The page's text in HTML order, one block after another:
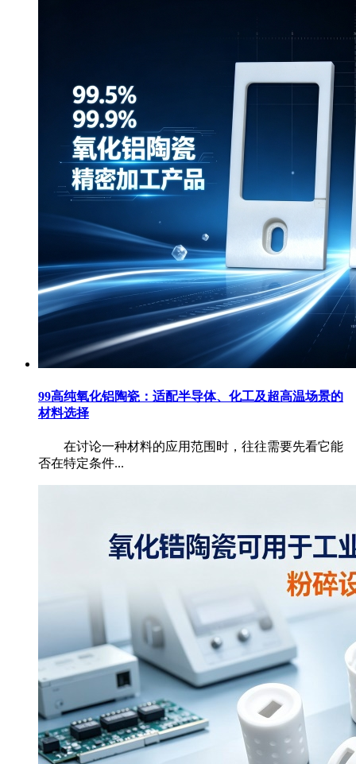
99高纯氧化铝陶瓷：适配半导体、化工及超高温场景的
材料选择
在讨论一种材料的应用范围时，往往需要先看它能
否在特定条件...